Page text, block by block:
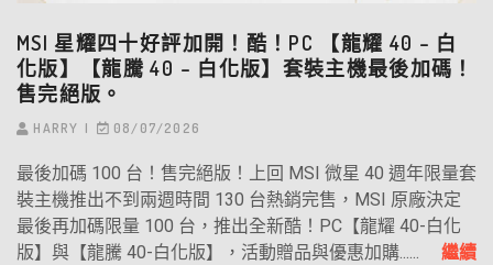
MSI 星耀四十好評加開！酷！PC 【龍耀 40 – 白
化版】【龍騰 40 – 白化版】套裝主機最後加碼！
售完絕版。
HARRY 08/07/2026
最後加碼 100 台！售完絕版！上回 MSI 微星 40 週年限量套
裝主機推出不到兩週時間 130 台熱銷完售，MSI 原廠決定
最後再加碼限量 100 台，推出全新酷！PC【龍耀 40-白化
版】與【龍騰 40-白化版】，活動贈品與優惠加購...... 繼續